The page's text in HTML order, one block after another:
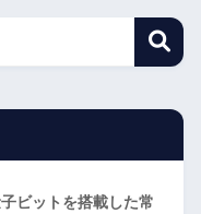
ビットを搭載した常